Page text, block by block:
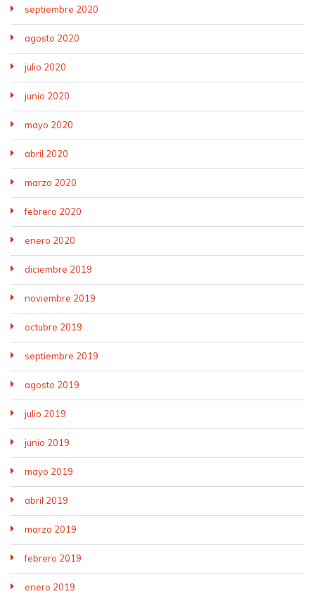
septiembre 2020
agosto 2020
julio 2020
junio 2020
mayo 2020
abril 2020
marzo 2020
febrero 2020
enero 2020
diciembre 2019
noviembre 2019
octubre 2019
septiembre 2019
agosto 2019
julio 2019
junio 2019
mayo 2019
abril 2019
marzo 2019
febrero 2019
enero 2019